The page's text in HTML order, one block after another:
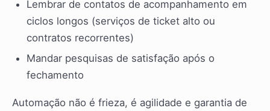
Lembrar de contatos de acompanhamento em
ciclos longos (serviços de ticket alto ou
contratos recorrentes)
Mandar pesquisas de satisfação após o
fechamento
Automação não é frieza, é agilidade e garantia de